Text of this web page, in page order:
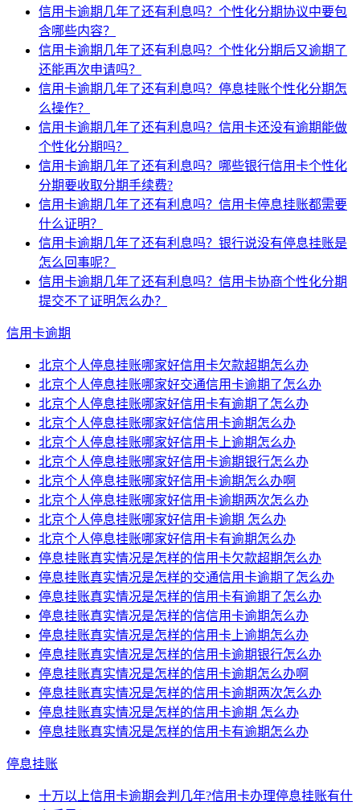
信用卡逾期几年了还有利息吗？个性化分期协议中要包
含哪些内容？
信用卡逾期几年了还有利息吗？个性化分期后又逾期了
还能再次申请吗？
信用卡逾期几年了还有利息吗？停息挂账个性化分期怎
么操作？
信用卡逾期几年了还有利息吗？信用卡还没有逾期能做
个性化分期吗？
信用卡逾期几年了还有利息吗？哪些银行信用卡个性化
分期要收取分期手续费?
信用卡逾期几年了还有利息吗？信用卡停息挂账都需要
什么证明？
信用卡逾期几年了还有利息吗？银行说没有停息挂账是
怎么回事呢？
信用卡逾期几年了还有利息吗？信用卡协商个性化分期
提交不了证明怎么办？
信用卡逾期
北京个人停息挂账哪家好信用卡欠款超期怎么办
北京个人停息挂账哪家好交通信用卡逾期了怎么办
北京个人停息挂账哪家好信用卡有逾期了怎么办
北京个人停息挂账哪家好信信用卡逾期怎么办
北京个人停息挂账哪家好信用卡上逾期怎么办
北京个人停息挂账哪家好信用卡逾期银行怎么办
北京个人停息挂账哪家好信用卡逾期怎么办啊
北京个人停息挂账哪家好信用卡逾期两次怎么办
北京个人停息挂账哪家好信用卡逾期 怎么办
北京个人停息挂账哪家好信用卡有逾期怎么办
停息挂账真实情况是怎样的信用卡欠款超期怎么办
停息挂账真实情况是怎样的交通信用卡逾期了怎么办
停息挂账真实情况是怎样的信用卡有逾期了怎么办
停息挂账真实情况是怎样的信信用卡逾期怎么办
停息挂账真实情况是怎样的信用卡上逾期怎么办
停息挂账真实情况是怎样的信用卡逾期银行怎么办
停息挂账真实情况是怎样的信用卡逾期怎么办啊
停息挂账真实情况是怎样的信用卡逾期两次怎么办
停息挂账真实情况是怎样的信用卡逾期 怎么办
停息挂账真实情况是怎样的信用卡有逾期怎么办
停息挂账
十万以上信用卡逾期会判几年?信用卡办理停息挂账有什